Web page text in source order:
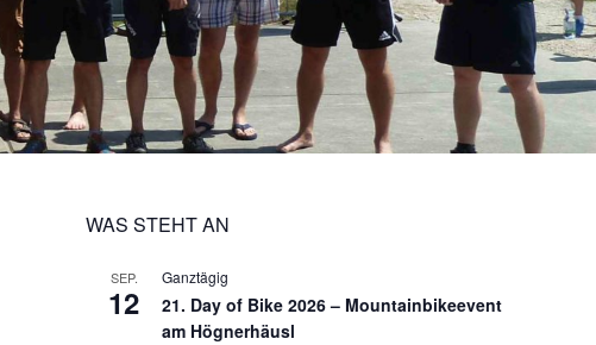
WAS STEHT AN
SEP.
12
Ganztägig
21. Day of Bike 2026 – Mountainbikeevent
am Högnerhäusl